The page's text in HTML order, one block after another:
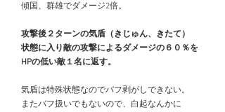
傾国、群雄でダメージ2倍。
攻撃後２ターンの気盾（きじゅん、きたて）
状態に入り敵の攻撃によるダメージの６０％を
HPの低い敵１名に返す。
気盾は特殊状態なのでバフ剥がしできない。
またバフ扱いでもないので、白起なんかに